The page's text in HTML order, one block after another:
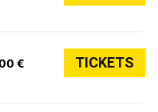
€ TICKETS